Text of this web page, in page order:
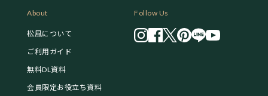
About
松風について
ご利用ガイド
無料DL資料
会員限定お役立ち資料
Follow Us